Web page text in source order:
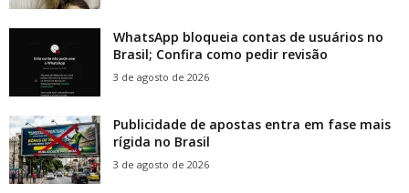
WhatsApp bloqueia contas de usuários no
Brasil; Confira como pedir revisão
3 de agosto de 2026
Publicidade de apostas entra em fase mais
rígida no Brasil
3 de agosto de 2026